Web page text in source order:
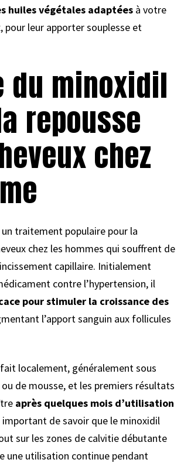
huiles végétales adaptées à votre
pour leur apporter souplesse et
du minoxidil
repousse
chez
traitement populaire pour la
chez les hommes qui souffrent de
capillaire. Initialement
contre l’hypertension, il
pour stimuler la croissance des
l’apport sanguin aux follicules
fait localement, généralement sous
de mousse, et les premiers résultats
après quelques mois d’utilisation
important de savoir que le minoxidil
sur les zones de calvitie débutante
une utilisation continue pendant